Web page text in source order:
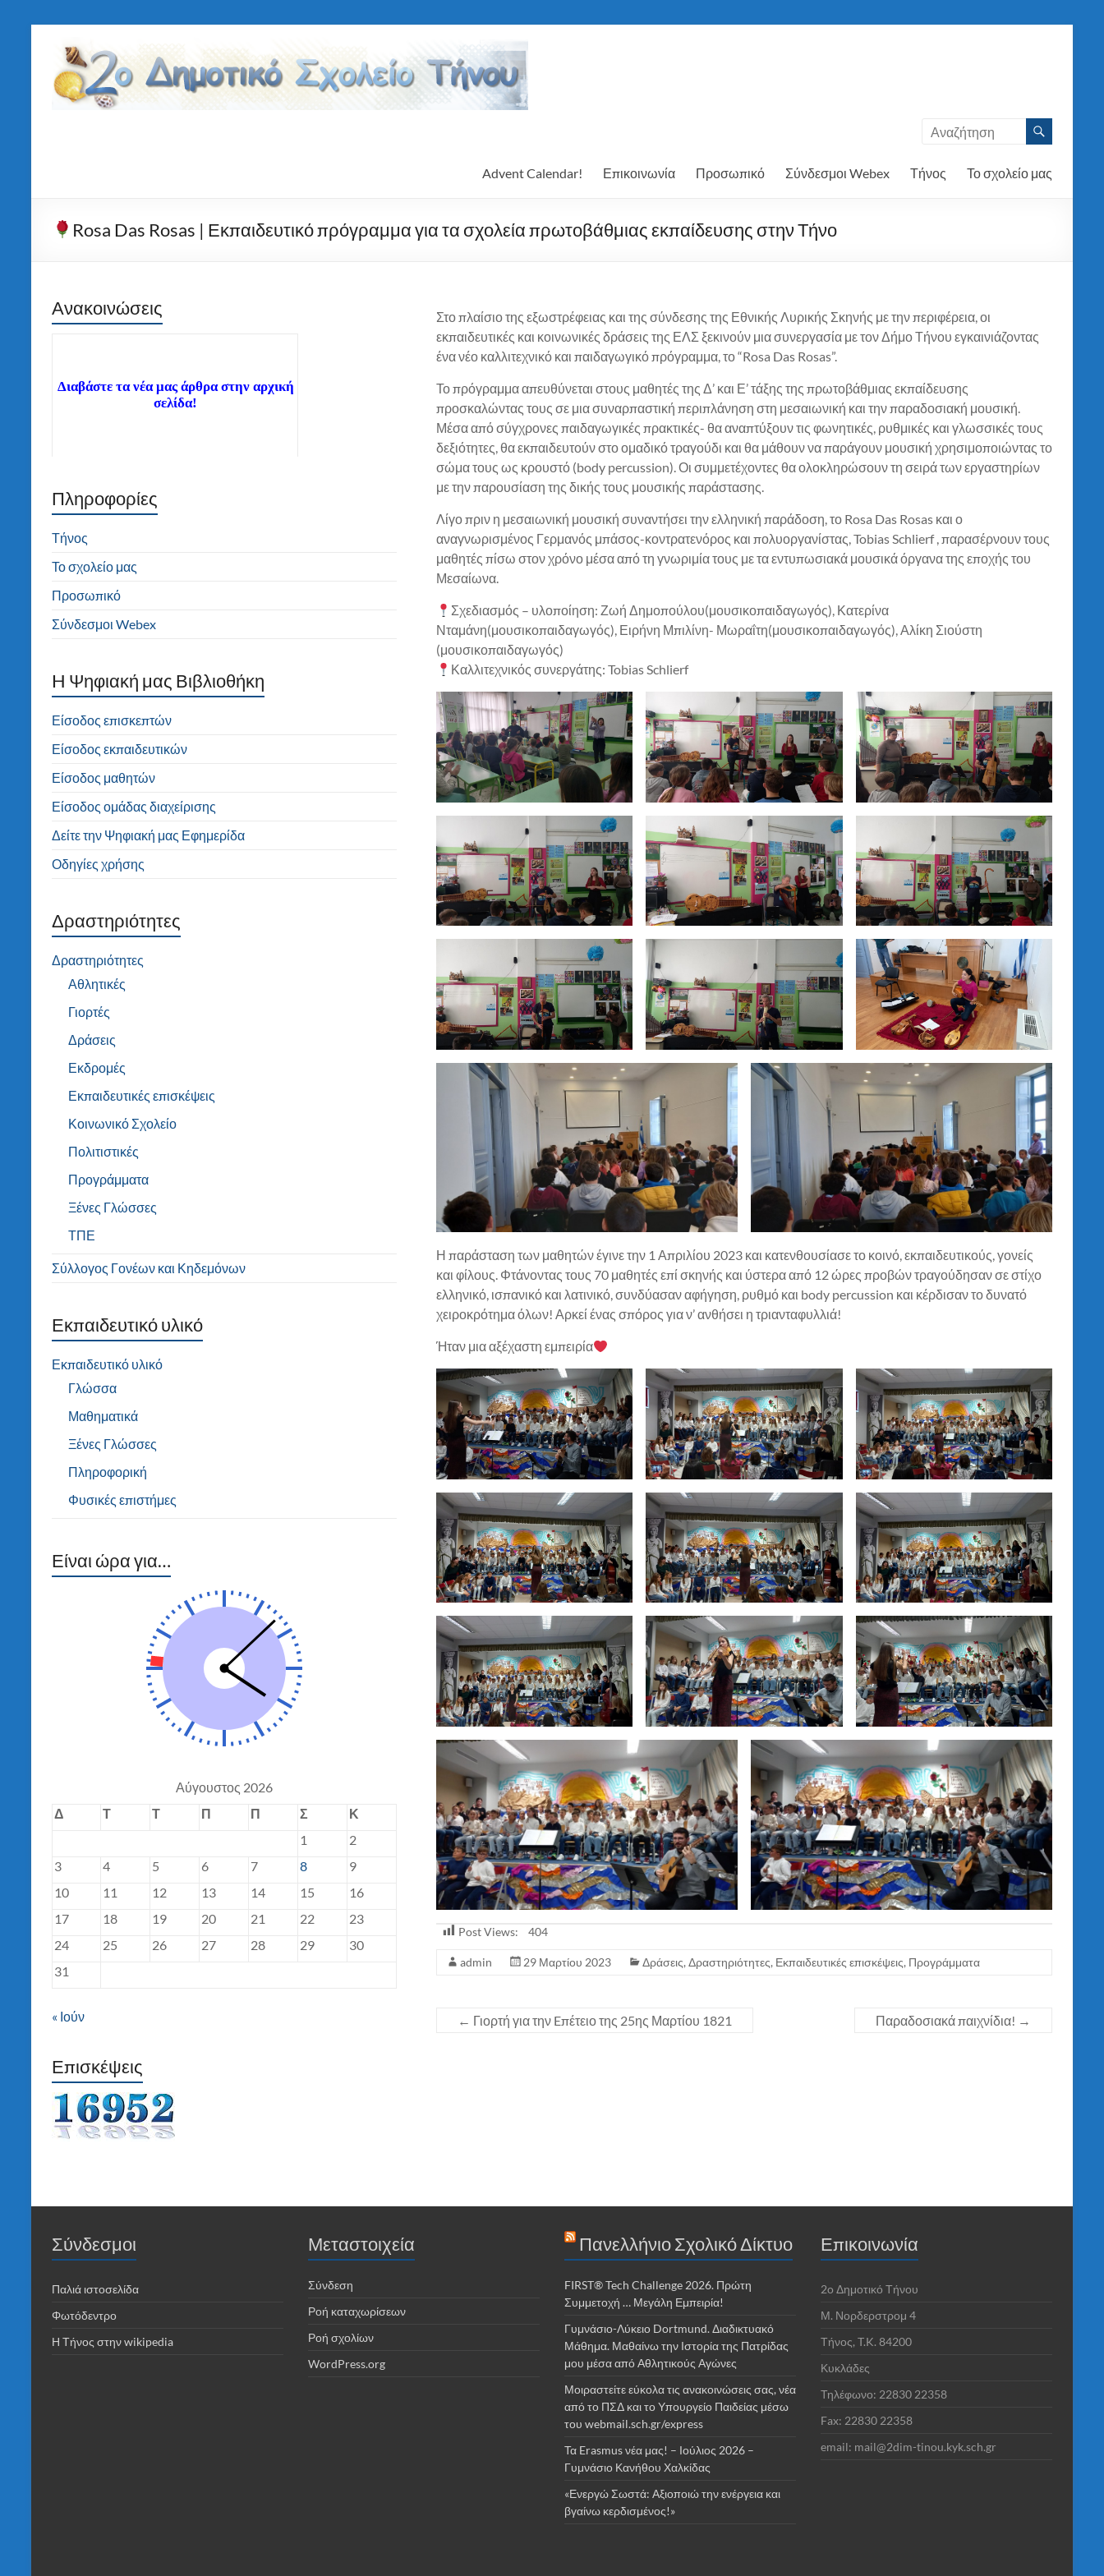
περιεχόμενο
2ο
Δημοτικό
Σχολείο
Advent Calendar! Επικοινωνία Προσωπικό Σύνδεσμοι Webex Τήνος Το σχολείο μας
Rosa Das Rosas | Εκπαιδευτικό πρόγραμμα για τα σχολεία πρωτοβάθμιας εκπαίδευσης στην Τήνο
Στο πλαίσιο της εξωστρέφειας και της σύνδεσης της Εθνικής Λυρικής Σκηνής με την περιφέρεια, οι
εκπαιδευτικές και κοινωνικές δράσεις της ΕΛΣ ξεκινούν μια συνεργασία με τον Δήμο Τήνου εγκαινιάζοντας
ένα νέο καλλιτεχνικό και παιδαγωγικό πρόγραμμα, το “Rosa Das Rosas”.
Το πρόγραμμα απευθύνεται στους μαθητές της Δ’ και Ε’ τάξης της πρωτοβάθμιας εκπαίδευσης
προσκαλώντας τους σε μια συναρπαστική περιπλάνηση στη μεσαιωνική και την παραδοσιακή μουσική.
Μέσα από σύγχρονες παιδαγωγικές πρακτικές- θα αναπτύξουν τις φωνητικές, ρυθμικές και γλωσσικές τους
δεξιότητες, θα εκπαιδευτούν στο ομαδικό τραγούδι και θα μάθουν να παράγουν μουσική χρησιμοποιώντας το
σώμα τους ως κρουστό (body percussion). Οι συμμετέχοντες θα ολοκληρώσουν τη σειρά των εργαστηρίων
με την παρουσίαση της δικής τους μουσικής παράστασης.
Λίγο πριν η μεσαιωνική μουσική συναντήσει την ελληνική παράδοση, το Rosa Das Rosas και ο
αναγνωρισμένος Γερμανός μπάσος-κοντρατενόρος και πολυοργανίστας, Tobias Schlierf , παρασέρνουν τους
μαθητές πίσω στον χρόνο μέσα από τη γνωριμία τους με τα εντυπωσιακά μουσικά όργανα της εποχής του
Μεσαίωνα.
Σχεδιασμός – υλοποίηση: Ζωή Δημοπούλου(μουσικοπαιδαγωγός), Κατερίνα
Νταμάνη(μουσικοπαιδαγωγός), Ειρήνη Μπιλίνη- Μωραΐτη(μουσικοπαιδαγωγός), Αλίκη Σιούστη
(μουσικοπαιδαγωγός)
Καλλιτεχνικός συνεργάτης: Tobias Schlierf
Η παράσταση των μαθητών έγινε την 1 Απριλίου 2023 και κατενθουσίασε το κοινό, εκπαιδευτικούς, γονείς
και φίλους. Φτάνοντας τους 70 μαθητές επί σκηνής και ύστερα από 12 ώρες προβών τραγούδησαν σε στίχο
ελληνικό, ισπανικό και λατινικό, συνδύασαν αφήγηση, ρυθμό και body percussion και κέρδισαν το δυνατό
χειροκρότημα όλων! Αρκεί ένας σπόρος για ν’ ανθήσει η τριανταφυλλιά!
Ήταν μια αξέχαστη εμπειρία
Post Views: 404
admin 29 Μαρτίου 2023 Δράσεις, Δραστηριότητες, Εκπαιδευτικές επισκέψεις, Προγράμματα
← Γιορτή για την Eπέτειο της 25ης Μαρτίου 1821 Παραδοσιακά παιχνίδια! →
Ανακοινώσεις
Καλώς ήλθατε στον ιστότοπο του 2ου
Δημοτικού Σχολείου Τήνου! Καλή
Διαβάστε τα νέα μας άρθρα στην αρχική
σελίδα!
Πληροφορίες
Τήνος
Το σχολείο μας
Προσωπικό
Σύνδεσμοι Webex
H Ψηφιακή μας Βιβλιοθήκη
Είσοδος επισκεπτών
Είσοδος εκπαιδευτικών
Είσοδος μαθητών
Είσοδος ομάδας διαχείρισης
Δείτε την Ψηφιακή μας Εφημερίδα
Οδηγίες χρήσης
Δραστηριότητες
Δραστηριότητες
Αθλητικές
Γιορτές
Δράσεις
Εκδρομές
Εκπαιδευτικές επισκέψεις
Κοινωνικό Σχολείο
Πολιτιστικές
Προγράμματα
Ξένες Γλώσσες
ΤΠΕ
Σύλλογος Γονέων και Κηδεμόνων
Εκπαιδευτικό υλικό
Εκπαιδευτικό υλικό
Γλώσσα
Μαθηματικά
Ξένες Γλώσσες
Πληροφορική
Φυσικές επιστήμες
Είναι ώρα για…
Αύγουστος 2026
Δ
Τ Τ Π Π Σ
Κ
1
2
3
4 5 6 7 8
9
10
11 12 13 14 15
16
17
18 19 20 21 22
23
24
25 26 27 28 29
30
31
« Ιούν
Επισκέψεις
Σύνδεσμοι
Παλιά ιστοσελίδα
Φωτόδεντρο
Η Τήνος στην wikipedia
Μεταστοιχεία
Σύνδεση
Ροή καταχωρίσεων
Ροή σχολίων
WordPress.org
Πανελλήνιο Σχολικό Δίκτυο
FIRST® Tech Challenge 2026. Πρώτη
Συμμετοχή … Μεγάλη Εμπειρία!
Γυμνάσιο-Λύκειο Dortmund. Διαδικτυακό
Μάθημα. Μαθαίνω την Ιστορία της Πατρίδας
μου μέσα από Αθλητικούς Αγώνες
Μοιραστείτε εύκολα τις ανακοινώσεις σας, νέα
από το ΠΣΔ και το Υπουργείο Παιδείας μέσω
του webmail.sch.gr/express
Τα Erasmus νέα μας! – Ιούλιος 2026 –
Γυμνάσιο Κανήθου Χαλκίδας
«Ενεργώ Σωστά: Αξιοποιώ την ενέργεια και
βγαίνω κερδισμένος!»
Επικοινωνία
2o Δημοτικό Τήνου
Μ. Νορδερστρομ 4
Τήνος, T.K. 84200
Κυκλάδες
Τηλέφωνο: 22830 22358
Fax: 22830 22358
email: mail@2dim-tinou.kyk.sch.gr